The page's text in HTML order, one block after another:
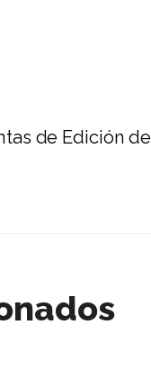
de Edición de